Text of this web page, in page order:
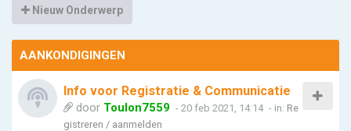
Nieuw Onderwerp
AANKONDIGINGEN
Info voor Registratie & Communicatie
door Toulon7559 - 20 feb 2021, 14:14 - in: Re
gistreren / aanmelden